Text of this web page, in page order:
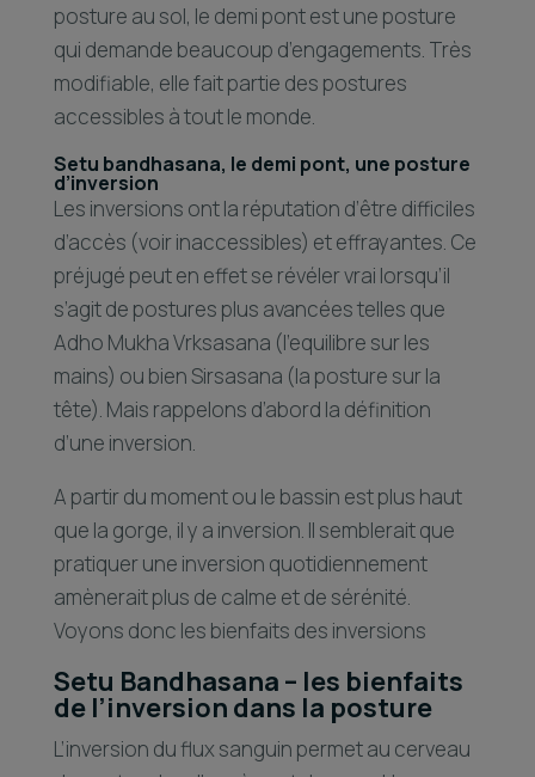
posture au sol, le demi pont est une posture
qui demande beaucoup d’engagements. Très
modifiable, elle fait partie des postures
accessibles à tout le monde.
Setu bandhasana, le demi pont, une posture
d’inversion
Les inversions ont la réputation d’être difficiles
d’accès (voir inaccessibles) et effrayantes. Ce
préjugé peut en effet se révéler vrai lorsqu’il
s’agit de postures plus avancées telles que
Adho Mukha Vrksasana (l’equilibre sur les
mains) ou bien Sirsasana (la posture sur la
tête). Mais rappelons d’abord la définition
d’une inversion.
A partir du moment ou le bassin est plus haut
que la gorge, il y a inversion. Il semblerait que
pratiquer une inversion quotidiennement
amènerait plus de calme et de sérénité.
Voyons donc les bienfaits des inversions
Setu Bandhasana – les bienfaits
de l’inversion dans la posture
L’inversion du flux sanguin permet au cerveau